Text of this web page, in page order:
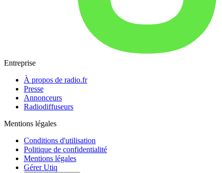
Entreprise
À propos de radio.fr
Presse
Annonceurs
Radiodiffuseurs
Mentions légales
Conditions d'utilisation
Politique de confidentialité
Mentions légales
Gérer Utiq